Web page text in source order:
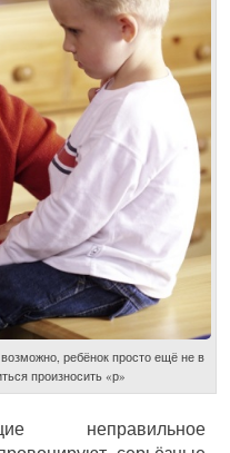
ребёнок просто ещё не в
произносить «р»
неправильное